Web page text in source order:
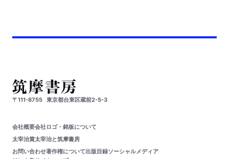
〒111-8755 東京都台東区蔵前2-5-3
会社概要会社ロゴ・銘板について
太宰治賞太宰治と筑摩書房
お問い合わせ著作権について出版目録ソーシャルメディア